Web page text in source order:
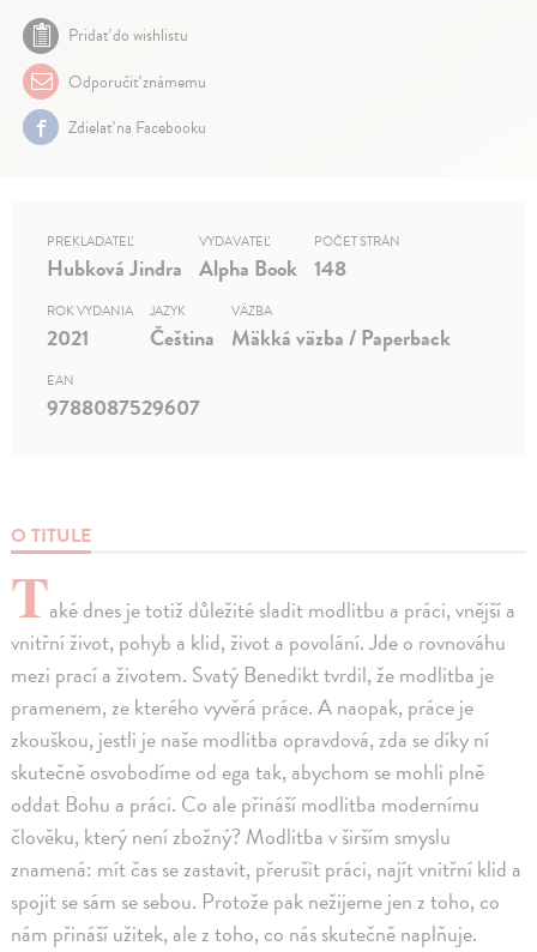
Pridať do wishlistu
Odporučiť známemu
Zdielať na Facebooku
O TITULE
Také dnes je totiž důležité sladit modlitbu a práci, vnější a
vnitřní život, pohyb a klid, život a povolání. Jde o rovnováhu
mezi prací a životem. Svatý Benedikt tvrdil, že modlitba je
pramenem, ze kterého vyvěrá práce. A naopak, práce je
zkouškou, jestli je naše modlitba opravdová, zda se díky ní
skutečně osvobodíme od ega tak, abychom se mohli plně
oddat Bohu a práci. Co ale přináší modlitba modernímu
člověku, který není zbožný? Modlitba v širším smyslu
znamená: mít čas se zastavit, přerušit práci, najít vnitřní klid a
spojit se sám se sebou. Protože pak nežijeme jen z toho, co
nám přináší užitek, ale z toho, co nás skutečně naplňuje.
PREKLADATEĽ
Hubková Jindra
VYDAVATEĽ
Alpha Book
POČET STRÁN
148
ROK VYDANIA
2021
JAZYK
Čeština
VÄZBA
Mäkká väzba / Paperback
EAN
9788087529607